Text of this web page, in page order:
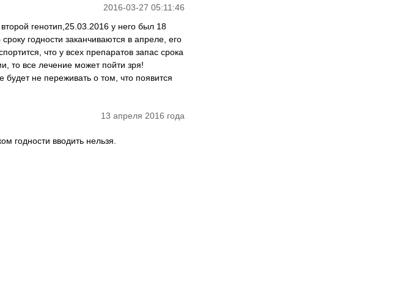
2016-03-27 05:11:46
генотип,25.03.2016 у него был 18
годности заканчиваются в апреле, его
что у всех препаратов запас срока
то все лечение может пойти зря!
не переживать о том, что появится
13 апреля 2016 года
годности вводить нельзя.